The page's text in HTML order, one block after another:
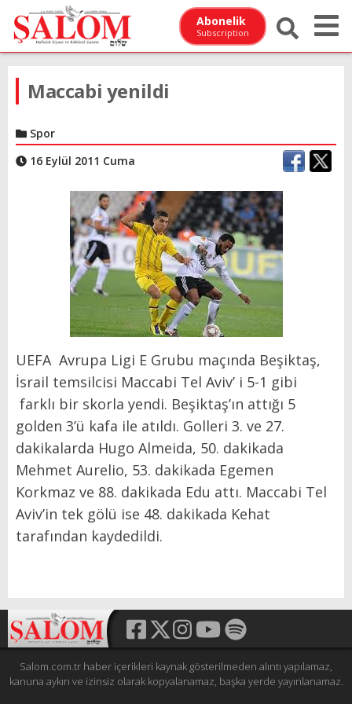
Abonelik
Subscription
Maccabi yenildi
Spor
16 Eylül 2011 Cuma
UEFA Avrupa Ligi E Grubu maçında Beşiktaş,
İsrail temsilcisi Maccabi Tel Aviv’ i 5-1 gibi
farklı bir skorla yendi. Beşiktaş’ın attığı 5
golden 3’ü kafa ile atıldı. Golleri 3. ve 27.
dakikalarda Hugo Almeida, 50. dakikada
Mehmet Aurelio, 53. dakikada Egemen
Korkmaz ve 88. dakikada Edu attı. Maccabi Tel
Aviv’in tek gölü ise 48. dakikada Kehat
tarafından kaydedildi.
Salom.com.tr haber içerikleri kaynak gösterilmeden alıntı yapılamaz,
kanuna aykırı ve izinsiz olarak kopyalanamaz, başka yerde yayınlanamaz.